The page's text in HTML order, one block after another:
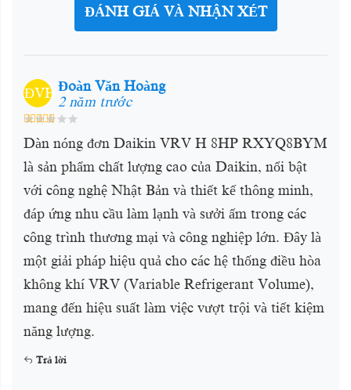
ĐÁNH GIÁ VÀ NHẬN XÉT
ĐVH Đoàn Văn Hoàng
2 năm trước
Dàn nóng đơn Daikin VRV H 8HP RXYQ8BYM
là sản phẩm chất lượng cao của Daikin, nổi bật
với công nghệ Nhật Bản và thiết kế thông minh,
đáp ứng nhu cầu làm lạnh và sưởi ấm trong các
công trình thương mại và công nghiệp lớn. Đây là
một giải pháp hiệu quả cho các hệ thống điều hòa
không khí VRV (Variable Refrigerant Volume),
mang đến hiệu suất làm việc vượt trội và tiết kiệm
năng lượng.
Trả lời